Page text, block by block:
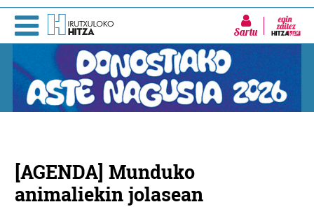
Sartu
[AGENDA] Munduko
animaliekin jolasean